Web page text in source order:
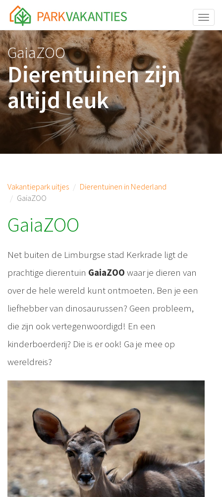
GaiaZOO
Dierentuinen zijn
altijd leuk
Vakantiepark uitjes
Dierentuinen in Nederland
GaiaZOO
GaiaZOO
Net buiten de Limburgse stad Kerkrade ligt de
prachtige dierentuin GaiaZOO waar je dieren van
over de hele wereld kunt ontmoeten. Ben je een
liefhebber van dinosaurussen? Geen probleem,
die zijn ook vertegenwoordigd! En een
kinderboerderij? Die is er ook! Ga je mee op
wereldreis?